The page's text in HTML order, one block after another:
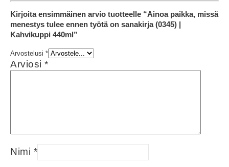
Kirjoita ensimmäinen arvio tuotteelle “Ainoa paikka, missä
menestys tulee ennen työtä on sanakirja (0345) |
Kahvikuppi 440ml”
Arvostelusi *
Arviosi *
Nimi *